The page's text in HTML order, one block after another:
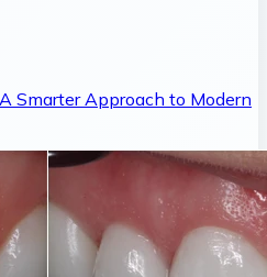
Smarter Approach to Modern